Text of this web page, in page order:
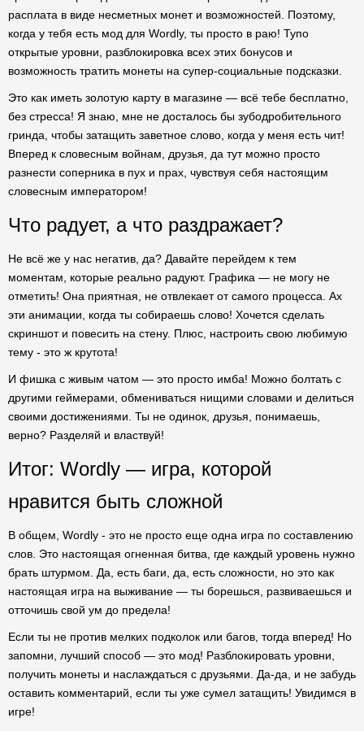
расплата в виде несметных монет и возможностей. Поэтому,
когда у тебя есть мод для Wordly, ты просто в раю! Тупо
открытые уровни, разблокировка всех этих бонусов и
возможность тратить монеты на супер-социальные подсказки.
Это как иметь золотую карту в магазине — всё тебе бесплатно,
без стресса! Я знаю, мне не досталось бы зубодробительного
гринда, чтобы затащить заветное слово, когда у меня есть чит!
Вперед к словесным войнам, друзья, да тут можно просто
разнести соперника в пух и прах, чувствуя себя настоящим
словесным императором!
Что радует, а что раздражает?
Не всё же у нас негатив, да? Давайте перейдем к тем
моментам, которые реально радуют. Графика — не могу не
отметить! Она приятная, не отвлекает от самого процесса. Ах
эти анимации, когда ты собираешь слово! Хочется сделать
скриншот и повесить на стену. Плюс, настроить свою любимую
тему - это ж крутота!
И фишка с живым чатом — это просто имба! Можно болтать с
другими геймерами, обмениваться нищими словами и делиться
своими достижениями. Ты не одинок, друзья, понимаешь,
верно? Разделяй и властвуй!
Итог: Wordly — игра, которой
нравится быть сложной
В общем, Wordly - это не просто еще одна игра по составлению
слов. Это настоящая огненная битва, где каждый уровень нужно
брать штурмом. Да, есть баги, да, есть сложности, но это как
настоящая игра на выживание — ты борешься, развиваешься и
отточишь свой ум до предела!
Если ты не против мелких подколок или багов, тогда вперед! Но
запомни, лучший способ — это мод! Разблокировать уровни,
получить монеты и наслаждаться с друзьями. Да-да, и не забудь
оставить комментарий, если ты уже сумел затащить! Увидимся в
игре!